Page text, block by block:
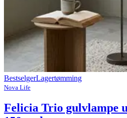
BestselgerLagertømming
Nova Life
Felicia Trio gulvlampe